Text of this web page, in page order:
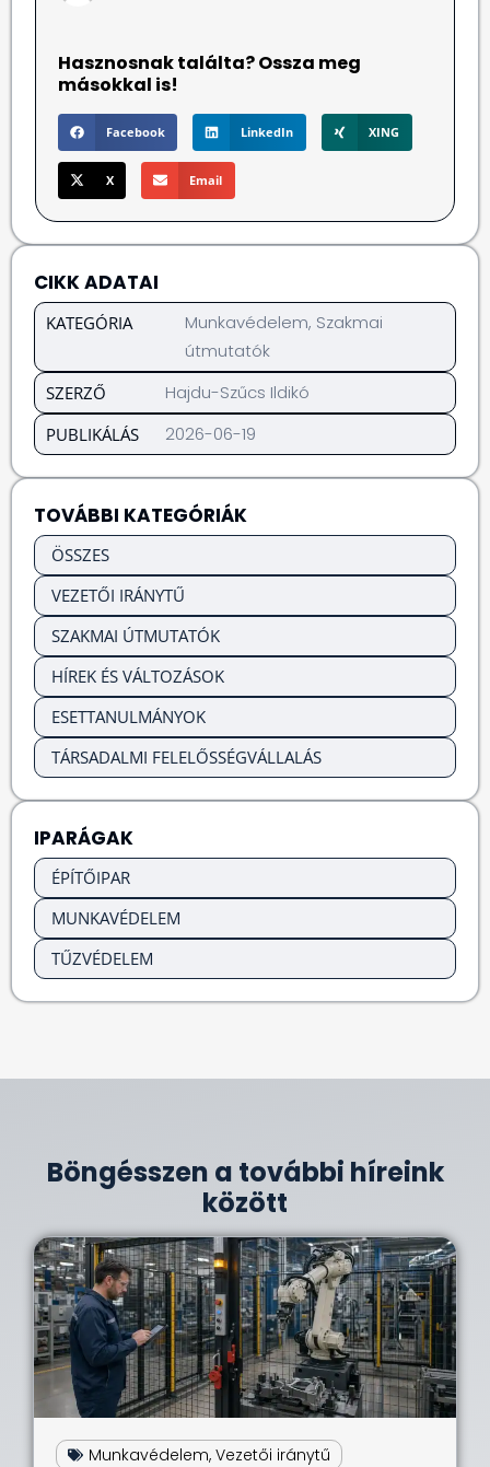
Hasznosnak találta? Ossza meg
másokkal is!
Facebook LinkedIn XING
X Email
CIKK ADATAI
KATEGÓRIA Munkavédelem, Szakmai
útmutatók
SZERZŐ Hajdu-Szűcs Ildikó
PUBLIKÁLÁS 2026-06-19
TOVÁBBI KATEGÓRIÁK
ÖSSZES
VEZETŐI IRÁNYTŰ
SZAKMAI ÚTMUTATÓK
HÍREK ÉS VÁLTOZÁSOK
ESETTANULMÁNYOK
TÁRSADALMI FELELŐSSÉGVÁLLALÁS
IPARÁGAK
ÉPÍTŐIPAR
MUNKAVÉDELEM
TŰZVÉDELEM
Böngésszen a további híreink
között
Munkavédelem, Vezetői iránytű